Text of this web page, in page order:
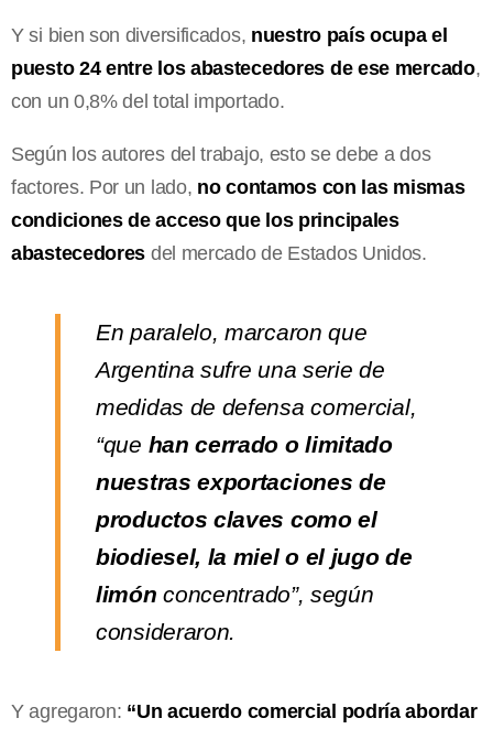
Y si bien son diversificados, nuestro país ocupa el
puesto 24 entre los abastecedores de ese mercado,
con un 0,8% del total importado.
Según los autores del trabajo, esto se debe a dos
factores. Por un lado, no contamos con las mismas
condiciones de acceso que los principales
abastecedores del mercado de Estados Unidos.
En paralelo, marcaron que
Argentina sufre una serie de
medidas de defensa comercial,
“que han cerrado o limitado
nuestras exportaciones de
productos claves como el
biodiesel, la miel o el jugo de
limón concentrado”, según
consideraron.
Y agregaron: “Un acuerdo comercial podría abordar